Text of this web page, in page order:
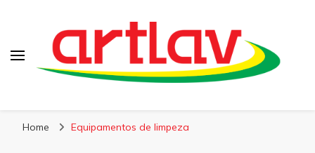
Home Equipamentos de limpeza